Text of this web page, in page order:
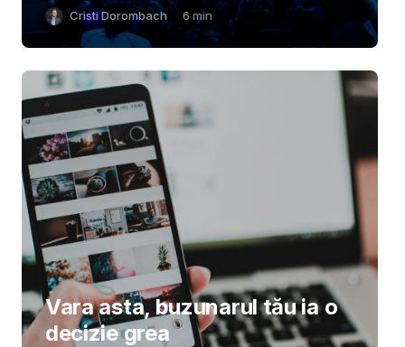
Cristi Dorombach 6 min
Vara asta, buzunarul tău ia o
decizie grea